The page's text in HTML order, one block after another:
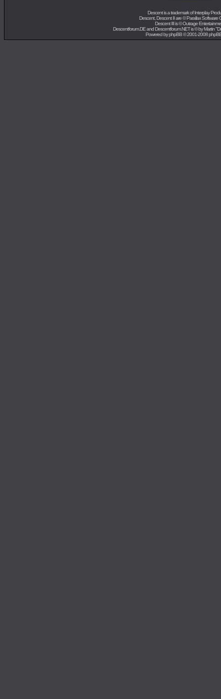
Descent is a trademark ofInterplay
Descent, Descent II are ©Parallax Software
Descent III is ©Outrage
Descentforum.DE and Descentforum.NET is © byMartin
Powered byphpBB© 2001-2008